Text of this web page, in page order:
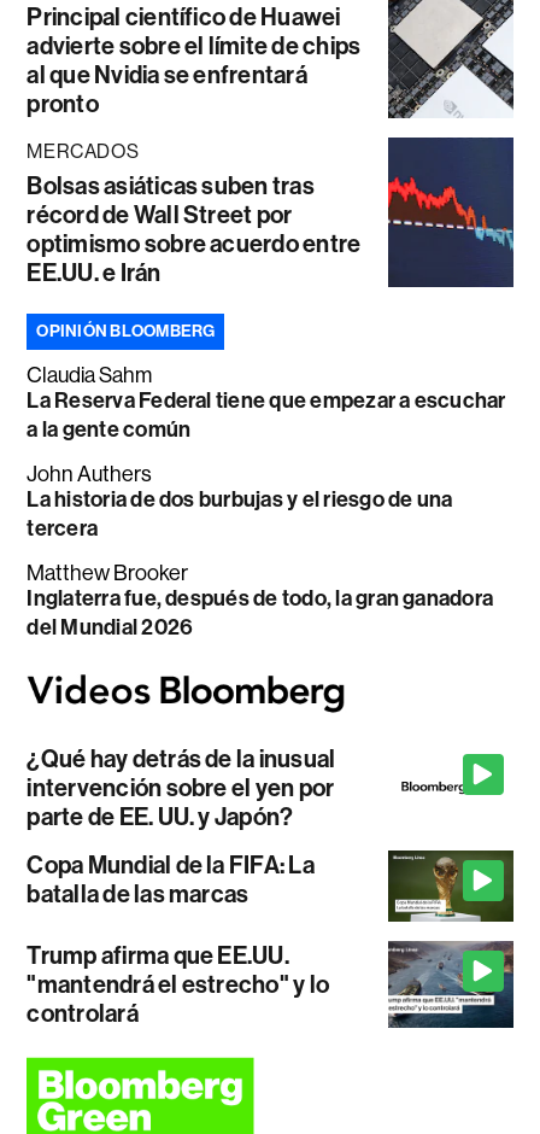
Principal científico de Huawei
advierte sobre el límite de chips
al que Nvidia se enfrentará
pronto
MERCADOS
Bolsas asiáticas suben tras
récord de Wall Street por
optimismo sobre acuerdo entre
EE.UU. e Irán
OPINIÓN BLOOMBERG
Claudia Sahm
La Reserva Federal tiene que empezar a escuchar
a la gente común
John Authers
La historia de dos burbujas y el riesgo de una
tercera
Matthew Brooker
Inglaterra fue, después de todo, la gran ganadora
del Mundial 2026
¿Qué hay detrás de la inusual
intervención sobre el yen por
parte de EE. UU. y Japón?
Copa Mundial de la FIFA: La
batalla de las marcas
Trump afirma que EE.UU.
"mantendrá el estrecho" y lo
controlará